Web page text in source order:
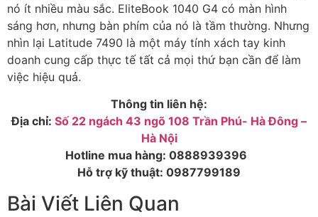
nó ít nhiều màu sắc. EliteBook 1040 G4 có màn hình
sáng hơn, nhưng bàn phím của nó là tầm thường. Nhưng
nhìn lại Latitude 7490 là một máy tính xách tay kinh
doanh cung cấp thực tế tất cả mọi thứ bạn cần để làm
việc hiệu quả.
Thông tin liên hệ:
Địa chỉ: Số 22 ngách 43 ngõ 108 Trần Phú- Hà Đông –
Hà Nội
Hotline mua hàng: 0888939396
Hỗ trợ kỹ thuật: 0987799189
Bài Viết Liên Quan